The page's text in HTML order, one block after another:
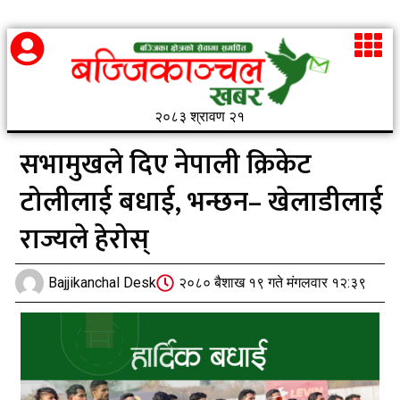
२०८३ श्रावण २१
सभामुखले दिए नेपाली क्रिकेट
टोलीलाई बधाई, भन्छन– खेलाडीलाई
राज्यले हेरोस्
Bajjikanchal Desk २०८० बैशाख १९ गते मंगलवार १२:३९